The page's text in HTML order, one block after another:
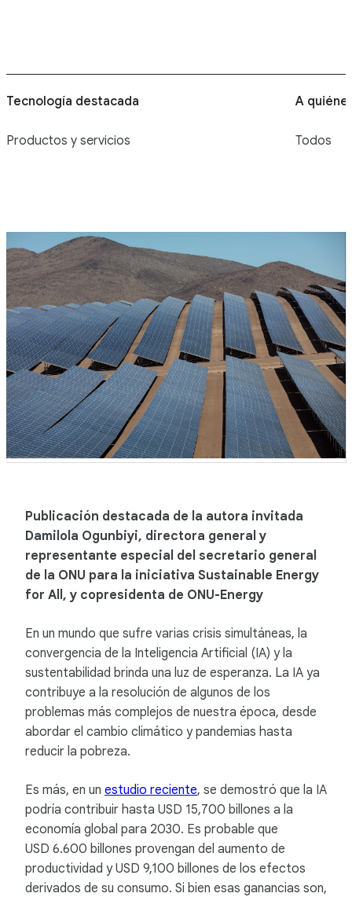
Tecnología destacada
Productos y servicios
A
Todos
Publicación destacada de la autora invitada
Damilola Ogunbiyi, directora general y
representante especial del secretario general
de la ONU para la iniciativa Sustainable Energy
for All, y copresidenta de ONU-Energy
En un mundo que sufre varias crisis simultáneas, la
convergencia de la Inteligencia Artificial (IA) y la
sustentabilidad brinda una luz de esperanza. La IA ya
contribuye a la resolución de algunos de los
problemas más complejos de nuestra época, desde
abordar el cambio climático y pandemias hasta
reducir la pobreza.
Es más, en un estudio reciente, se demostró que la IA
podría contribuir hasta USD 15,700 billones a la
economía global para 2030. Es probable que
USD 6.600 billones provengan del aumento de
productividad y USD 9,100 billones de los efectos
derivados de su consumo. Si bien esas ganancias son,